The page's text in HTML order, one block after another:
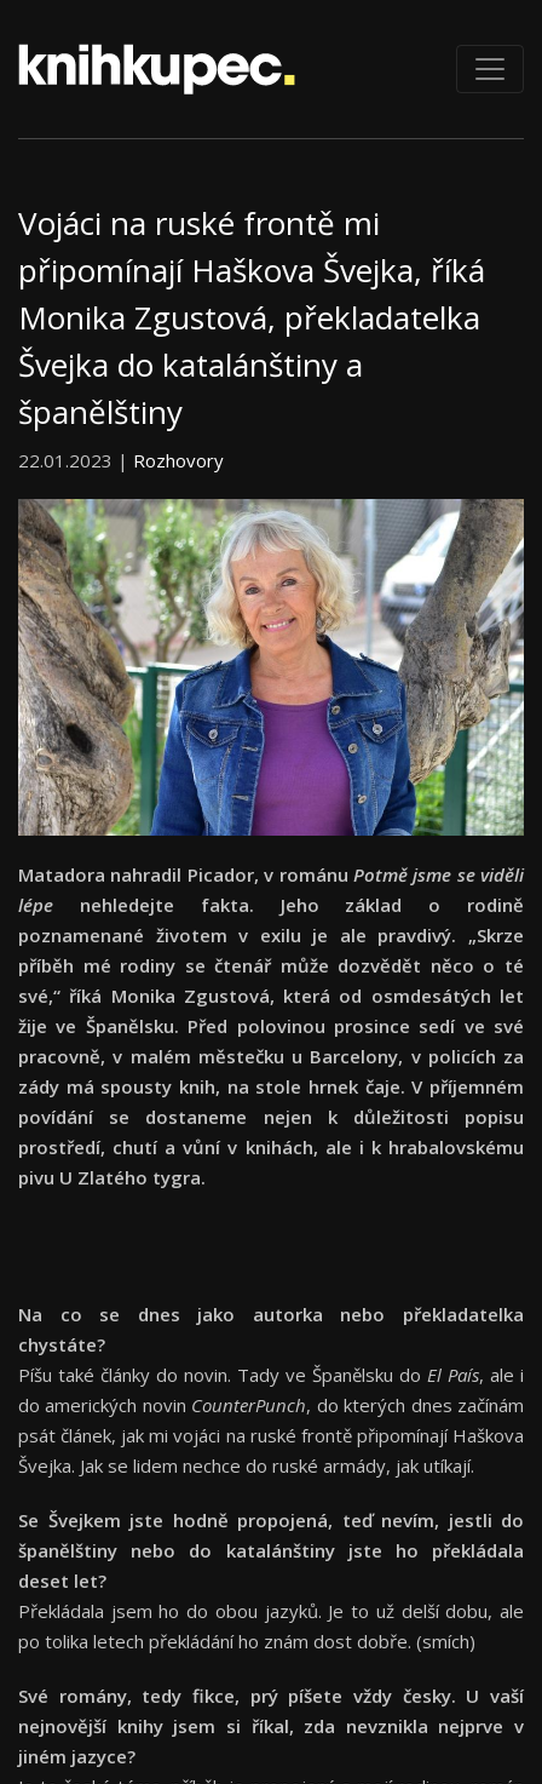
Vojáci na ruské frontě mi
připomínají Haškova Švejka, říká
Monika Zgustová, překladatelka
Švejka do katalánštiny a
španělštiny
22.01.2023 | Rozhovory
Matadora nahradil Picador, v románu Potmě jsme se viděli
lépe nehledejte fakta. Jeho základ o rodině
poznamenané životem v exilu je ale pravdivý. „Skrze
příběh mé rodiny se čtenář může dozvědět něco o té
své,“ říká Monika Zgustová, která od osmdesátých let
žije ve Španělsku. Před polovinou prosince sedí ve své
pracovně, v malém městečku u Barcelony, v policích za
zády má spousty knih, na stole hrnek čaje. V příjemném
povídání se dostaneme nejen k důležitosti popisu
prostředí, chutí a vůní v knihách, ale i k hrabalovskému
pivu U Zlatého tygra.
Na co se dnes jako autorka nebo překladatelka
chystáte?
Píšu také články do novin. Tady ve Španělsku do El País, ale i
do amerických novin CounterPunch, do kterých dnes začínám
psát článek, jak mi vojáci na ruské frontě připomínají Haškova
Švejka. Jak se lidem nechce do ruské armády, jak utíkají.
Se Švejkem jste hodně propojená, teď nevím, jestli do
španělštiny nebo do katalánštiny jste ho překládala
deset let?
Překládala jsem ho do obou jazyků. Je to už delší dobu, ale
po tolika letech překládání ho znám dost dobře. (smích)
Své romány, tedy fikce, prý píšete vždy česky. U vaší
nejnovější knihy jsem si říkal, zda nevznikla nejprve v
jiném jazyce?